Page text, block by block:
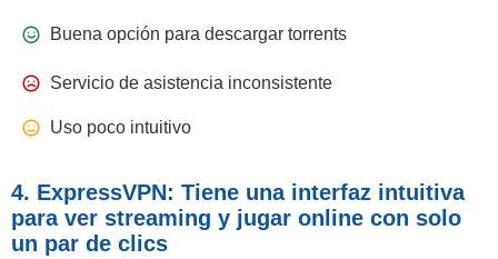
Buena opción para descargar torrents
Servicio de asistencia inconsistente
Uso poco intuitivo
4. ExpressVPN: Tiene una interfaz intuitiva
para ver streaming y jugar online con solo
un par de clics